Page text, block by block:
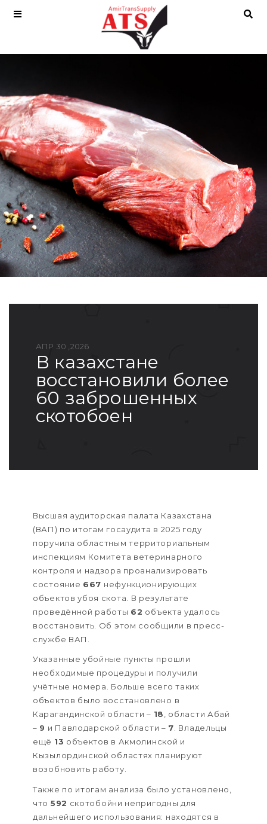
АПР 30 ,2026
в казахстане
восстановили более
60 заброшенных
скотобоен
Высшая аудиторская палата Казахстана
(ВАП) по итогам госаудита в 2025 году
поручила областным территориальным
инспекциям Комитета ветеринарного
контроля и надзора проанализировать
состояние 667 нефункционирующих
объектов убоя скота. В результате
проведённой работы 62 объекта удалось
восстановить. Об этом сообщили в пресс-
службе ВАП.
Указанные убойные пункты прошли
необходимые процедуры и получили
учётные номера. Больше всего таких
объектов было восстановлено в
Карагандинской области – 18, области Абай
– 9 и Павлодарской области – 7. Владельцы
ещё 13 объектов в Акмолинской и
Кызылординской областях планируют
возобновить работу.
Также по итогам анализа было установлено,
что 592 скотобойни непригодны для
дальнейшего использования: находятся в